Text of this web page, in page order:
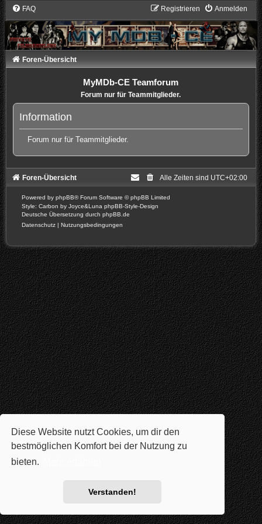
Diese Website nutzt Cookies, um dir den
bestmöglichen Komfort bei der Nutzung zu
bieten.
Verstanden!
FAQ Anmelden
Registrieren
Foren-Übersicht
MyMDb-CE Teamforum
Forum nur für Teammitglieder.
Information
Forum nur für Teammitglieder.
Foren-Übersicht Alle Zeiten sind UTC+02:00
Powered by phpBB® Forum Software © phpBB Limited
Style: Carbon by Joyce&Luna phpBB-Style-Design
Deutsche Übersetzung durch phpBB.de
Datenschutz | Nutzungsbedingungen